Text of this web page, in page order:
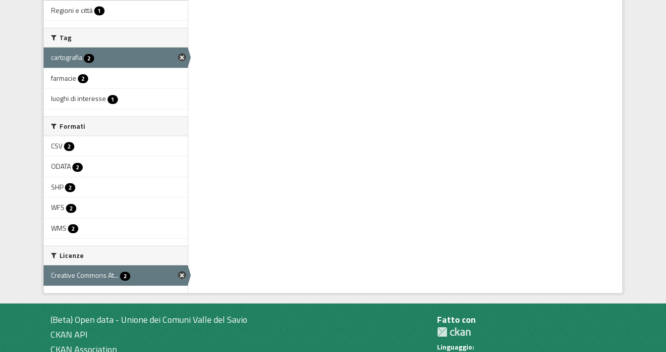
Regioni e città 1
Tag
cartografia 2
farmacie 2
luoghi di interesse 1
Formati
CSV 2
ODATA 2
SHP 2
WFS 2
WMS 2
Licenze
Creative Commons At...
2
(Beta) Open data - Unione dei Comuni Valle del Savio
CKAN API
CKAN Association
Fatto con
Linguaggio